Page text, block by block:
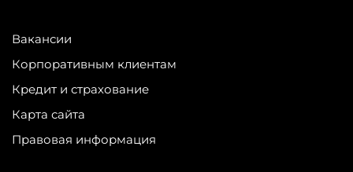
Вакансии
Корпоративным клиентам
Кредит и страхование
Карта сайта
Правовая информация